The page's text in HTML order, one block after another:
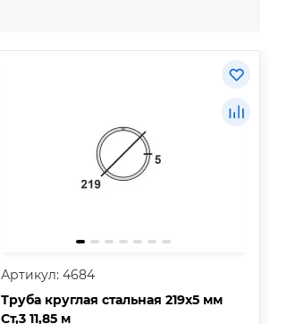
Артикул: 4684
Труба круглая стальная 219х5 мм
Ст,3 11,85 м